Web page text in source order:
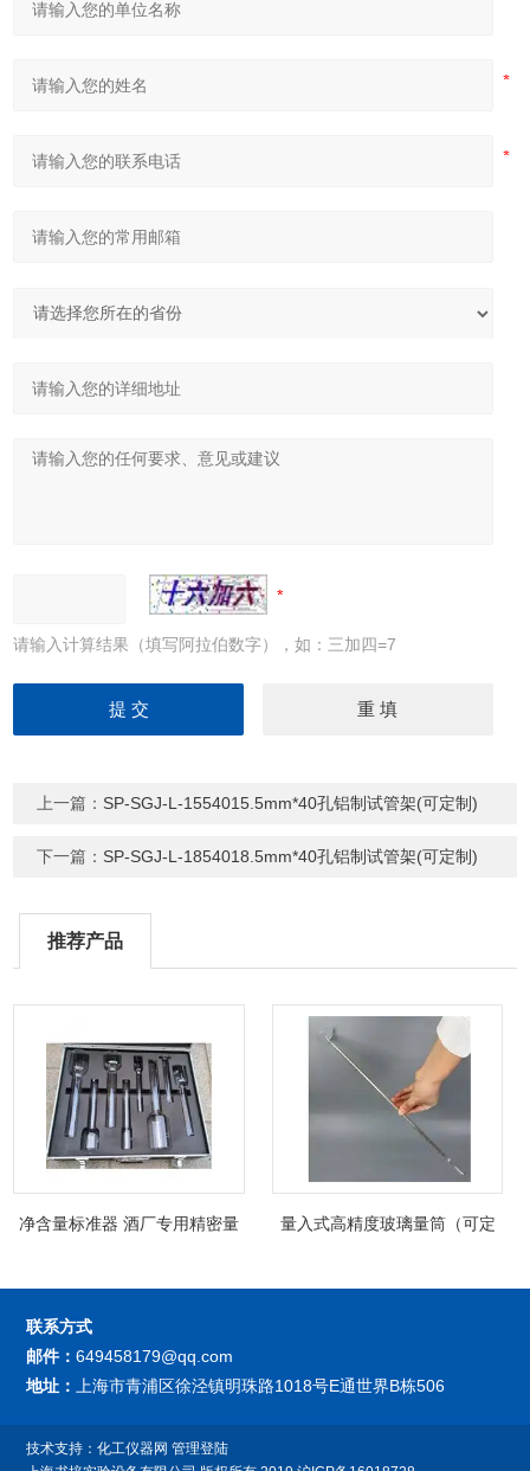
请输入计算结果（填写阿拉伯数字），如：三加四=7
上一篇： SP-SGJ-L-1554015.5mm*40孔铝制试管架(可定制)
下一篇： SP-SGJ-L-1854018.5mm*40孔铝制试管架(可定制)
推荐产品
净含量标准器 酒厂专用精密量
量入式高精度玻璃量筒（可定
联系方式
邮件：649458179@qq.com
地址：
上海市青浦区徐泾镇明珠路1018号E通世界B栋506
技术支持：化工仪器网 管理登陆